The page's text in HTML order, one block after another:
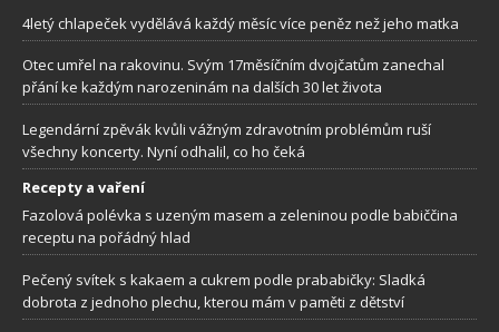
4letý chlapeček vydělává každý měsíc více peněz než jeho matka
Otec umřel na rakovinu. Svým 17měsíčním dvojčatům zanechal
přání ke každým narozeninám na dalších 30 let života
Legendární zpěvák kvůli vážným zdravotním problémům ruší
všechny koncerty. Nyní odhalil, co ho čeká
Recepty a vaření
Fazolová polévka s uzeným masem a zeleninou podle babiččina
receptu na pořádný hlad
Pečený svítek s kakaem a cukrem podle prababičky: Sladká
dobrota z jednoho plechu, kterou mám v paměti z dětství